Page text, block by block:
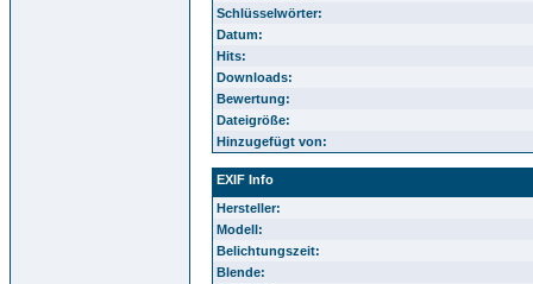
Schlüsselwörter:
Datum:
Hits:
Downloads:
Bewertung:
Dateigröße:
Hinzugefügt von:
EXIF Info
Hersteller:
Modell:
Belichtungszeit:
Blende: